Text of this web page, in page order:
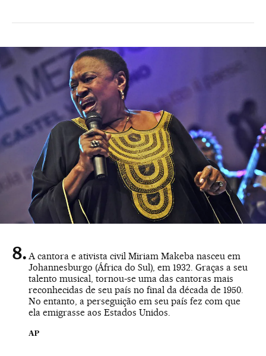
A cantora e ativista civil Miriam Makeba nasceu em
Johannesburgo (África do Sul), em 1932. Graças a seu
talento musical, tornou-se uma das cantoras mais
reconhecidas de seu país no final da década de 1950.
No entanto, a perseguição em seu país fez com que
ela emigrasse aos Estados Unidos.
AP